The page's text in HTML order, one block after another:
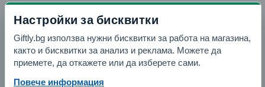
Вземи -10% отстъпка в Telegram
Отвори Telegram
Настройки за бисквитки
Giftly.bg използва нужни бисквитки за работа на магазина,
както и бисквитки за анализ и реклама. Можете да
приемете, да откажете или да изберете сами.
Повече информация